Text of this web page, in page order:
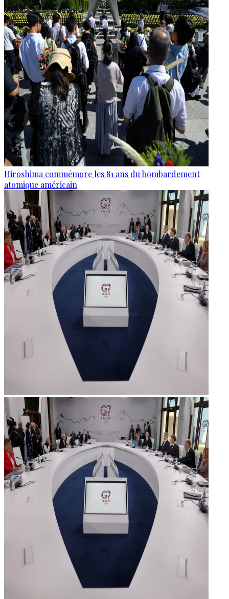
Hiroshima commémore les 81 ans du bombardement
atomique américain